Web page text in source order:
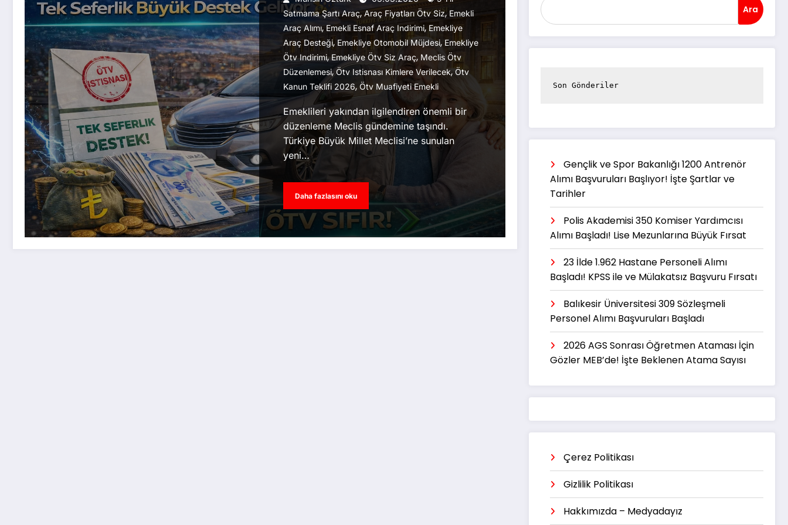
Satmama Şartı Araç,Araç Fiyatları Ötv Siz, Emekli
Araç Alımı,Emekli Esnaf Araç Indirimi, Emekliye
Araç Desteği, Emekliye Otomobil Müjdesi, Emekliye
Ötv Indirimi,Emekliye Ötv Siz Araç, Meclis Ötv
Düzenlemesi,Ötv Istisnası Kimlere Verilecek,Ötv
Kanun Teklifi 2026, Ötv Muafiyeti Emekli
Emeklileri yakından ilgilendiren önemli bir
düzenleme Meclis gündemine taşındı.
Türkiye Büyük Millet Meclisi’ne sunulan
yeni…
Daha fazlasını oku
Ara
Son Gönderiler
Gençlik ve Spor Bakanlığı 1200 Antrenör
Alımı Başvuruları Başlıyor! İşte Şartlar ve
Tarihler
Polis Akademisi 350 Komiser Yardımcısı
Alımı Başladı! Lise Mezunlarına Büyük Fırsat
23 İlde 1.962 Hastane Personeli Alımı
Başladı! KPSS ile ve Mülakatsız Başvuru Fırsatı
Balıkesir Üniversitesi 309 Sözleşmeli
Personel Alımı Başvuruları Başladı
2026 AGS Sonrası Öğretmen Ataması İçin
Gözler MEB’de! İşte Beklenen Atama Sayısı
Çerez Politikası
Gizlilik Politikası
Hakkımızda – Medyadayız